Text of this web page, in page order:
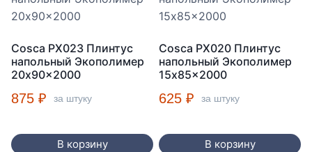
Cosca PX023 Плинтус
напольный Экополимер
20x90x2000
875 ₽ за штуку
В корзину
Cosca PX020 Плинтус
напольный Экополимер
15x85x2000
625 ₽ за штуку
В корзину